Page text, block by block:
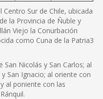
Sur de Chile, ubicada
la Provincia de Ñuble y
Viejo la Conurbación
como Cuna de la Patria3
Nicolás y San Carlos; al
San Ignacio; al oriente con
al poniente con las